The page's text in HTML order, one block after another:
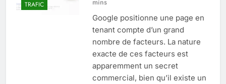
TRAFIC
mins
Google positionne une page en
tenant compte d’un grand
nombre de facteurs. La nature
exacte de ces facteurs est
apparemment un secret
commercial, bien qu’il existe un